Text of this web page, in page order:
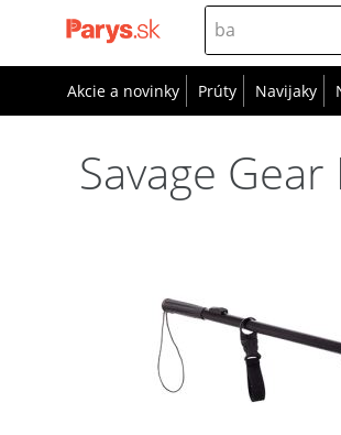
Akcie a novinky Prúty Navijaky
Savage